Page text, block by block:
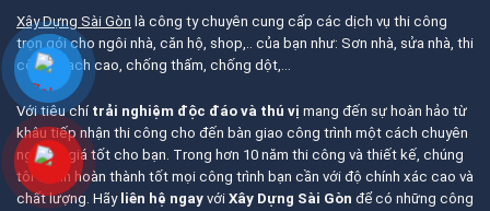
Xây Dựng Sài Gòn là công ty chuyên cung cấp các dịch vụ thi công
trọn gói cho ngôi nhà, căn hộ, shop,.. của bạn như: Sơn nhà, sửa nhà, thi
công thạch cao, chống thấm, chống dột,…
Với tiêu chí trải nghiệm độc đáo và thú vị mang đến sự hoàn hảo từ
khâu tiếp nhận thi công cho đến bàn giao công trình một cách chuyên
nghiệp, giá tốt cho bạn. Trong hơn 10 năm thi công và thiết kế, chúng
tôi tự tin hoàn thành tốt mọi công trình bạn cần với độ chính xác cao và
chất lượng. Hãy liên hệ ngay với Xây Dựng Sài Gòn để có những công